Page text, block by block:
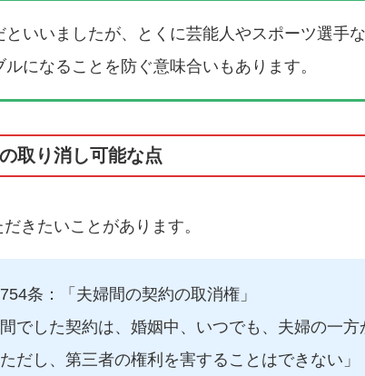
といいましたが、とくに芸能人やスポーツ選手
になることを防ぐ意味合いもあります。
取り消し可能な点
きたいことがあります。
条：「夫婦間の契約の取消権」
間でした契約は、婚姻中、いつでも、夫婦の一
だし、第三者の権利を害することはできない」